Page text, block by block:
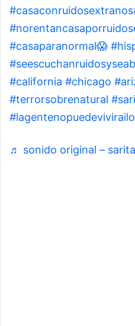
#casaconruidosextranos
#casaparanormal😱
#california #chicago
#terrorsobrenatural
♬ sonido original –